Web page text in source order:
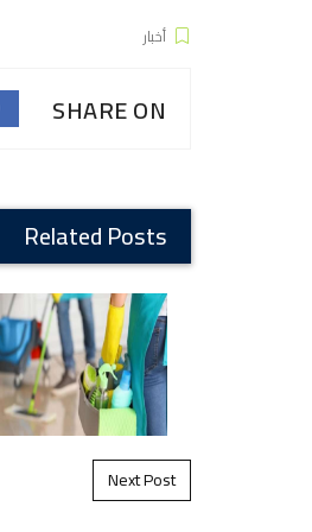
أخبار
SHARE ON
Related Posts
Post navigation
Next Post